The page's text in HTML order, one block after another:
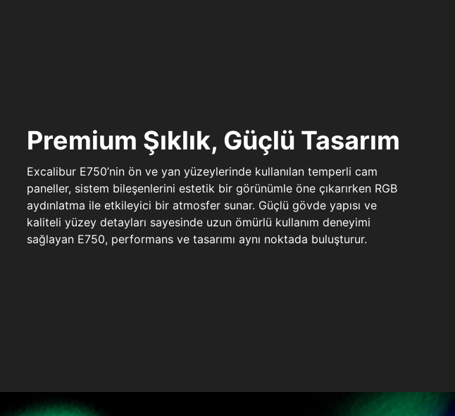
Premium Şıklık, Güçlü Tasarım
Excalibur E750’nin ön ve yan yüzeylerinde kullanılan temperli cam
paneller, sistem bileşenlerini estetik bir görünümle öne çıkarırken RGB
aydınlatma ile etkileyici bir atmosfer sunar. Güçlü gövde yapısı ve
kaliteli yüzey detayları sayesinde uzun ömürlü kullanım deneyimi
sağlayan E750, performans ve tasarımı aynı noktada buluşturur.